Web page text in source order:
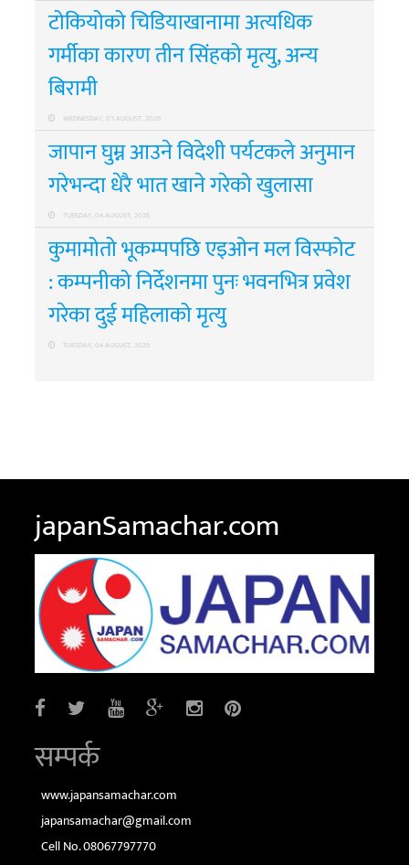
टोकियोको चिडियाखानामा अत्यधिक
गर्मीका कारण तीन सिंहको मृत्यु, अन्य
बिरामी
WEDNESDAY, 05 AUGUST, 2026
जापान घुम्न आउने विदेशी पर्यटकले अनुमान
गरेभन्दा धेरै भात खाने गरेको खुलासा
TUESDAY, 04 AUGUST, 2026
कुमामोतो भूकम्पपछि एइओन मल विस्फोट
: कम्पनीको निर्देशनमा पुनः भवनभित्र प्रवेश
गरेका दुई महिलाको मृत्यु
TUESDAY, 04 AUGUST, 2026
japanSamachar.com
सम्पर्क
www.japansamachar.com
japansamachar@gmail.com
Cell No. 08067797770